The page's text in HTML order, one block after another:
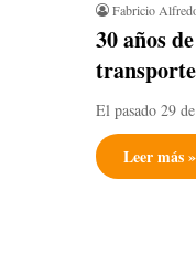
Fabricio
30 años
El pasado 29
Leer más »